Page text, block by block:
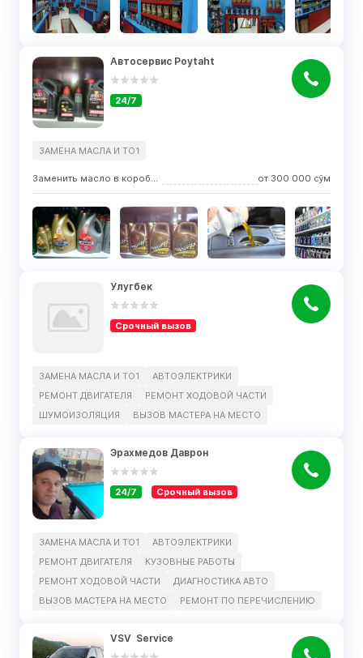
Автосервис Poytaht
24/7
ЗАМЕНА МАСЛА И ТО1
Заменить масло в коробке передач от 300 000 сўм
Улугбек
Срочный вызов
ЗАМЕНА МАСЛА И ТО1
АВТОЭЛЕКТРИКИ
РЕМОНТ ДВИГАТЕЛЯ
РЕМОНТ ХОДOВОЙ ЧАСТИ
ШУМОИЗОЛЯЦИЯ
ВЫЗОВ МАСТЕРА НА МЕСТО
Эрахмедов Даврон
24/7 Срочный вызов
ЗАМЕНА МАСЛА И ТО1
АВТОЭЛЕКТРИКИ
РЕМОНТ ДВИГАТЕЛЯ
КУЗОВНЫЕ РАБОТЫ
РЕМОНТ ХОДOВОЙ ЧАСТИ
ДИАГНОСТИКА АВТО
ВЫЗОВ МАСТЕРА НА МЕСТО
РЕМОНТ ПО ПЕРЕЧИСЛЕНИЮ
VSV  Service